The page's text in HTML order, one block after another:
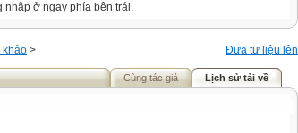
nhập ở ngay phía bên trái.
Đưa tư liệu lên
khảo >
Cùng tác giả Lịch sử tải về